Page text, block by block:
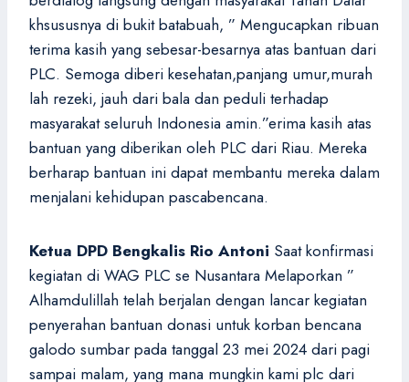
khsususnya di bukit batabuah, ” Mengucapkan ribuan
terima kasih yang sebesar-besarnya atas bantuan dari
PLC. Semoga diberi kesehatan,panjang umur,murah
lah rezeki, jauh dari bala dan peduli terhadap
masyarakat seluruh Indonesia amin.”erima kasih atas
bantuan yang diberikan oleh PLC dari Riau. Mereka
berharap bantuan ini dapat membantu mereka dalam
menjalani kehidupan pascabencana.
Ketua DPD Bengkalis Rio Antoni Saat konfirmasi
kegiatan di WAG PLC se Nusantara Melaporkan ”
Alhamdulillah telah berjalan dengan lancar kegiatan
penyerahan bantuan donasi untuk korban bencana
galodo sumbar pada tanggal 23 mei 2024 dari pagi
sampai malam, yang mana mungkin kami plc dari